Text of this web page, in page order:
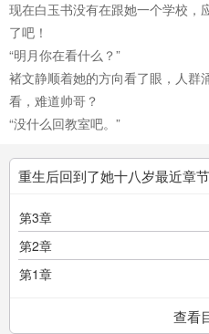
现在白玉书没有在跟她一个学校，
了吧！
“明月你在看什么？”
褚文静顺着她的方向看了眼，人群
看，难道帅哥？
“没什么回教室吧。”
重生后回到了她十八岁最近章节
第3章
第2章
第1章
查看